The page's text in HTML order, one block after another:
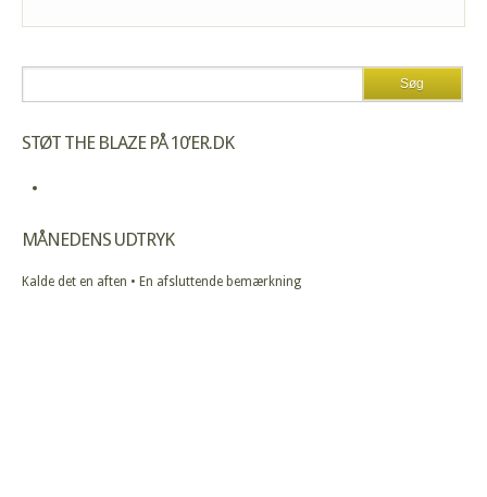
STØT THE BLAZE PÅ 10’ER.DK
MÅNEDENS UDTRYK
Kalde det en aften • En afsluttende bemærkning